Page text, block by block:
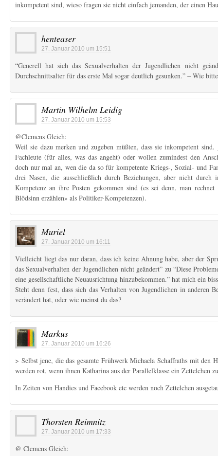
inkompetent sind, wieso fragen sie nicht einfach jemanden, der einen
henteaser
27. Januar 2010 um 15:51
“Generell hat sich das Sexualverhalten der Jugendlichen nicht
Durchschnittsalter für das erste Mal sogar deutlich gesunken.” – Wie
Martin Wilhelm Leidig
27. Januar 2010 um 15:53
@Clemens Gleich:
Weil sie dazu merken und zugeben müßten, dass sie inkompetent
Fachleute (für alles, was das angeht) oder wollen zumindest den
doch nur mal an, wen die da so für kompetente Kriegs-, Sozial- und
drei Nasen, die ausschließlich durch Beziehungen, aber nicht
Kompetenz an ihre Posten gekommen sind (es sei denn, man
Blödsinn erzählen» als Politiker-Kompetenzen).
Muriel
27. Januar 2010 um 16:11
Vielleicht liegt das nur daran, dass ich keine Ahnung habe, aber der
das Sexualverhalten der Jugendlichen nicht geändert” zu “Diese
eine gesellschaftliche Neuausrichtung hinzubekommen.” hat mich ein
Steht denn fest, dass sich das Verhalten von Jugendlichen in anderen
verändert hat, oder wie meinst du das?
Markus
27. Januar 2010 um 16:26
> Selbst jene, die das gesamte Frühwerk Michaela Schaffraths mit den
werden rot, wenn ihnen Katharina aus der Parallelklasse ein Zettelchen
In Zeiten von Handies und Facebook etc werden noch Zettelchen
Thorsten Reimnitz
27. Januar 2010 um 17:33
@ Clemens Gleich: